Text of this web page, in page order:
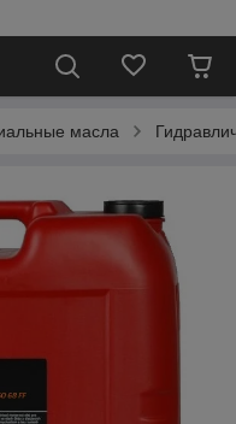
масла